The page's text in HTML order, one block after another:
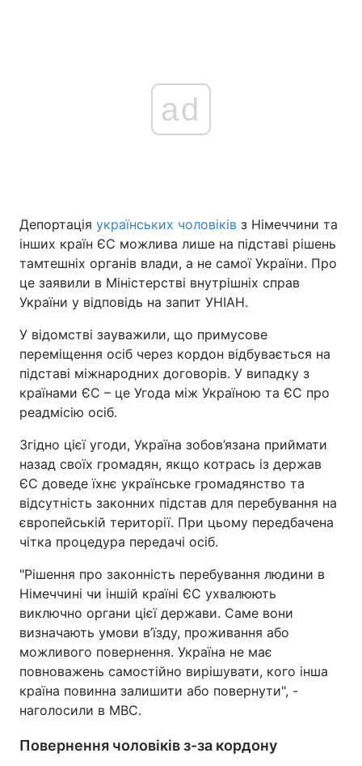
ad
Депортація українських чоловіків з Німеччини та
інших країн ЄС можлива лише на підставі рішень
тамтешніх органів влади, а не самої України. Про
це заявили в Міністерстві внутрішніх справ
України у відповідь на запит УНІАН.
У відомстві зауважили, що примусове
переміщення осіб через кордон відбувається на
підставі міжнародних договорів. У випадку з
країнами ЄС – це Угода між Україною та ЄС про
реадмісію осіб.
Згідно цієї угоди, Україна зобов’язана приймати
назад своїх громадян, якщо котрась із держав
ЄС доведе їхнє українське громадянство та
відсутність законних підстав для перебування на
європейській території. При цьому передбачена
чітка процедура передачі осіб.
"Рішення про законність перебування людини в
Німеччині чи іншій країні ЄС ухвалюють
виключно органи цієї держави. Саме вони
визначають умови в’їзду, проживання або
можливого повернення. Україна не має
повноважень самостійно вирішувати, кого інша
країна повинна залишити або повернути", -
наголосили в МВС.
Повернення чоловіків з-за кордону